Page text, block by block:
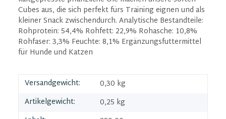
Cubes aus, die sich perfekt fürs Training eignen und als
kleiner Snack zwischendurch. Analytische Bestandteile:
Rohprotein: 54,4% Rohfett: 22,9% Rohasche: 10,8%
Rohfaser: 3,3% Feuchte: 8,1% Ergänzungsfuttermittel
für Hunde und Katzen
Versandgewicht:
0,30 kg
Artikelgewicht:
0,25 kg